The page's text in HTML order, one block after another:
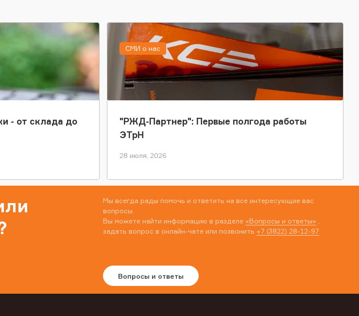
- от склада до
"РЖД-Партнер": Первые полгода работы
ЭТрН
28 июля, 2026
СМИ о нас
Мы всегда рады помочь и ответить на все интересующие вас
вопросы.
Вы можете найти информацию в разделе «Вопросы и ответы»
задать вопрос в онлайн-чате или позвонить +7 (3822) 28-12-97
Вопросы и ответы